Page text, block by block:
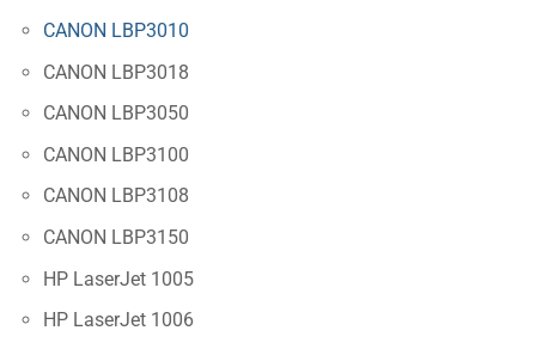
CANON LBP3010
CANON LBP3018
CANON LBP3050
CANON LBP3100
CANON LBP3108
CANON LBP3150
HP LaserJet 1005
HP LaserJet 1006